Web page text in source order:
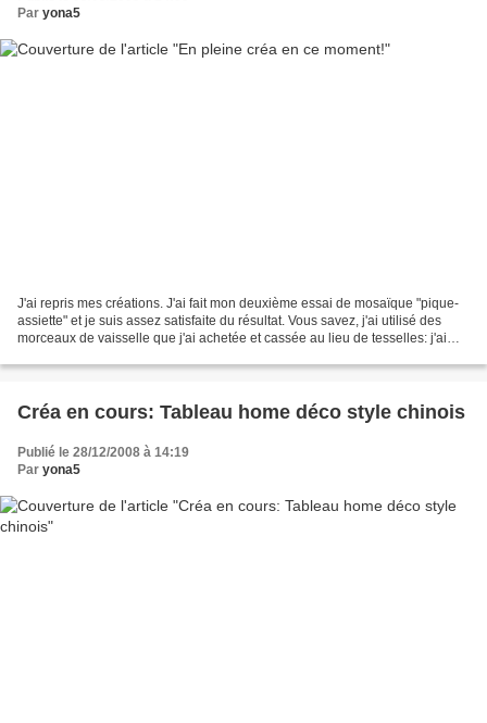
Par yona5
J'ai repris mes créations. J'ai fait mon deuxième essai de mosaïque "pique-
assiette" et je suis assez satisfaite du résultat. Vous savez, j'ai utilisé des
morceaux de vaisselle que j'ai achetée et cassée au lieu de tesselles: j'ai
Créa en cours: Tableau home déco style chinois
Publié le 28/12/2008 à 14:19
Par yona5